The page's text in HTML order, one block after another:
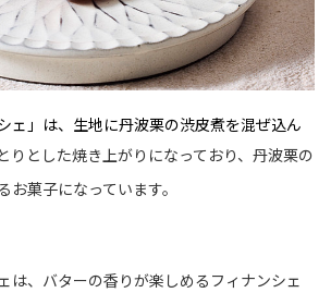
ェ」は、生地に丹波栗の渋皮煮を混ぜ込ん
りとした焼き上がりになっており、丹波栗の
菓子になっています。
は、バターの香りが楽しめるフィナンシェ